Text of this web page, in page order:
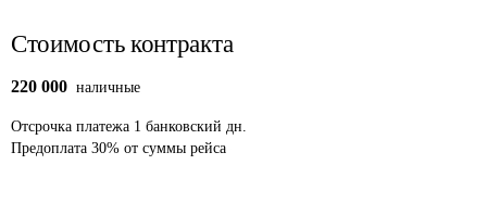
Стоимость контракта
220 000 наличные
Отсрочка платежа 1 банковский дн.
Предоплата 30% от суммы рейса